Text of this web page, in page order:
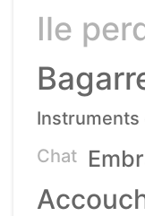
Ile
Instruments
Chat